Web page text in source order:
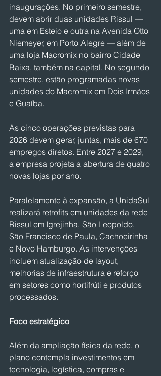
inaugurações. No primeiro semestre,
devem abrir duas unidades Rissul —
uma em Esteio e outra na Avenida Otto
Niemeyer, em Porto Alegre — além de
uma loja Macromix no bairro Cidade
Baixa, também na capital. No segundo
semestre, estão programadas novas
unidades do Macromix em Dois Irmãos
e Guaíba.
As cinco operações previstas para
2026 devem gerar, juntas, mais de 670
empregos diretos. Entre 2027 e 2029,
a empresa projeta a abertura de quatro
novas lojas por ano.
Paralelamente à expansão, a UnidaSul
realizará retrofits em unidades da rede
Rissul em Igrejinha, São Leopoldo,
São Francisco de Paula, Cachoeirinha
e Novo Hamburgo. As intervenções
incluem atualização de layout,
melhorias de infraestrutura e reforço
em setores como hortifrúti e produtos
processados.
Foco estratégico
Além da ampliação física da rede, o
plano contempla investimentos em
tecnologia, logística, compras e